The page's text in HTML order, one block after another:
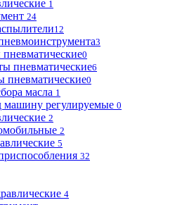
1
24
12
3
0
пневматические6
пневматические0
масла 1
машину регулируемые 0
2
2
5
32
4